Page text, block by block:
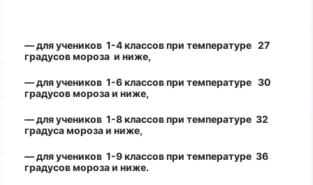
— для учеников 1-4 классов при температуре 27
градусов мороза и ниже,
— для учеников 1-6 классов при температуре 30
градусов мороза и ниже,
— для учеников 1-8 классов при температуре 32
градуса мороза и ниже,
— для учеников 1-9 классов при температуре 36
градусов мороза и ниже.